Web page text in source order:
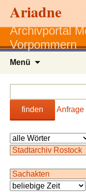
Ariadne
Archivportal
Vorpommern
Menü
finden Anfrage